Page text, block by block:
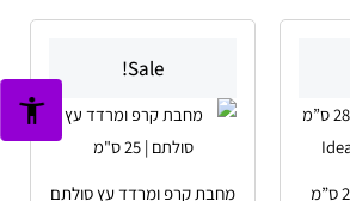
סוטאז’ סולתם | 7*28 ס”מ
Sale!
מחבת קרפ ומרדד עץ סולתם